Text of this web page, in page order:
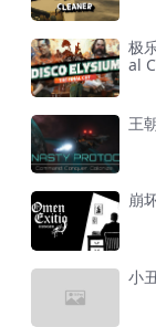
极
al
王
崩
小